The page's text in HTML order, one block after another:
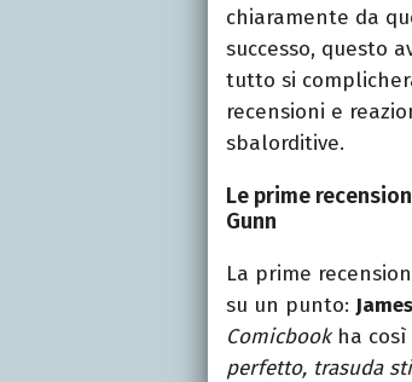
chiaramente da
successo, questo
tutto si
recensioni e
sbalorditive.
Le prime
Gunn
La prime
su un punto:
Comicbookha così
perfetto, trasuda